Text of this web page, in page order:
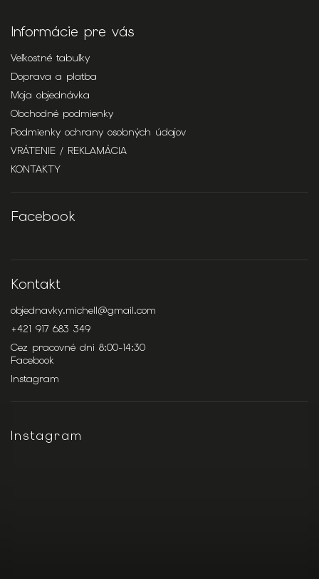
Informácie pre vás
Veľkostné tabuľky
Doprava a platba
Moja objednávka
Obchodné podmienky
Podmienky ochrany osobných údajov
VRÁTENIE / REKLAMÁCIA
KONTAKTY
Facebook
Kontakt
objednavky.michell@gmail.com
+421 917 683 349
Cez pracovné dni 8:00-14:30
Facebook
Instagram
Instagram